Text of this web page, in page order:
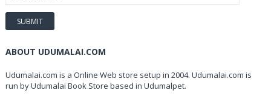
ABOUT UDUMALAI.COM
Udumalai.com is a Online Web store setup in 2004. Udumalai.com is
run by Udumalai Book Store based in Udumalpet.